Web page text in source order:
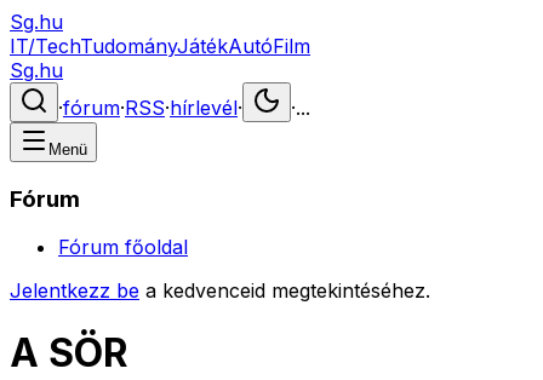
Sg.hu
IT/TechTudományJátékAutóFilm
Sg.hu
·fórum·RSS·hírlevél· ·...
Menü
Fórum
Fórum főoldal
Jelentkezz be a kedvenceid megtekintéséhez.
A SÖR